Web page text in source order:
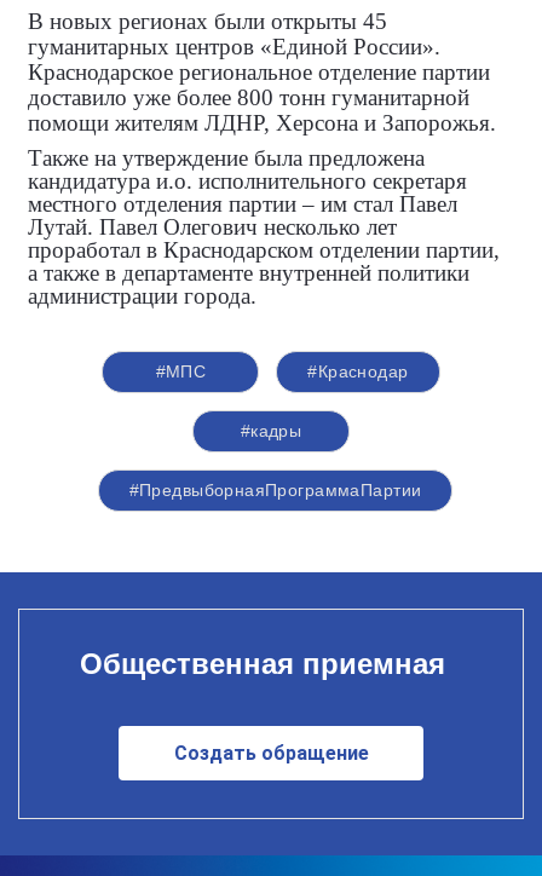
В новых регионах были открыты 45
гуманитарных центров «Единой России».
Краснодарское региональное отделение партии
доставило уже более 800 тонн гуманитарной
помощи жителям ЛДНР, Херсона и Запорожья.
Также на утверждение была предложена
кандидатура и.о. исполнительного секретаря
местного отделения партии – им стал Павел
Лутай. Павел Олегович несколько лет
проработал в Краснодарском отделении партии,
а также в департаменте внутренней политики
администрации города.
#МПС #Краснодар
#кадры
#ПредвыборнаяПрограммаПартии
Общественная приемная
Создать обращение